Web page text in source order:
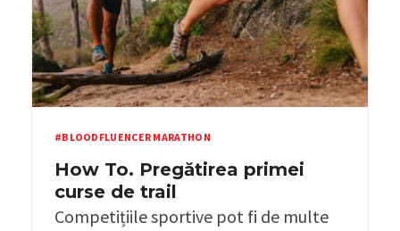
#BLOODFLUENCER MARATHON
How To. Pregătirea primei
curse de trail
Competițiile sportive pot fi de multe